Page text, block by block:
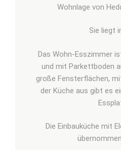
Wohnlage von
Sie liegt
Das Wohn­-Esszimmer
und mit Parkettboden
große Fensterflächen,
der Küche aus gibt es
Die Einbauküche mit